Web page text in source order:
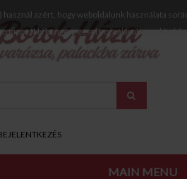
használ azért, hogy weboldalunk használata
további böngészéssel hozzájárul a cookie-k
MAIN MENU